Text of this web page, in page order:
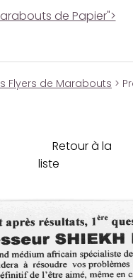
de Papier">
Flyers de Marabouts >
Retour à la
liste